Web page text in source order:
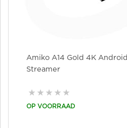
Amiko A14 Gold 4K
Streamer
OP VOORRAAD